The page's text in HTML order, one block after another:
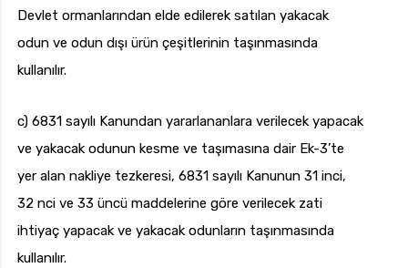
Devlet ormanlarından elde edilerek satılan yakacak
odun ve odun dışı ürün çeşitlerinin taşınmasında
kullanılır.
c) 6831 sayılı Kanundan yararlananlara verilecek yapacak
ve yakacak odunun kesme ve taşımasına dair Ek-3’te
yer alan nakliye tezkeresi, 6831 sayılı Kanunun 31 inci,
32 nci ve 33 üncü maddelerine göre verilecek zati
ihtiyaç yapacak ve yakacak odunların taşınmasında
kullanılır.